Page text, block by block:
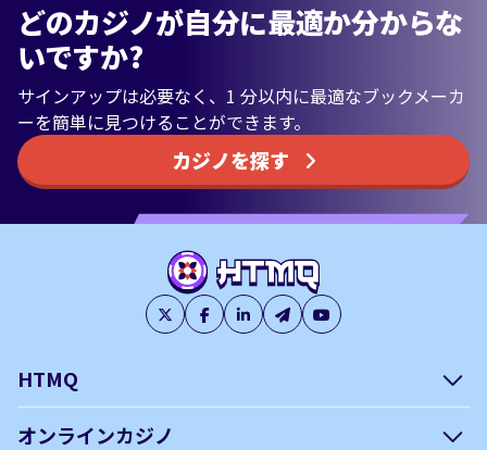
どのカジノが自分に最適か分からな
いですか?
サインアップは必要なく、1 分以内に最適なブックメーカ
ーを簡単に見つけることができます。
カジノを探す
HTMQ
オンラインカジノ